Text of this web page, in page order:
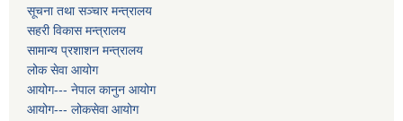
सूचना तथा सञ्चार मन्त्रालय
सहरी विकास मन्त्रालय
सामान्य प्रशाशन मन्त्रालय
लोक सेवा आयोग
आयोग--- नेपाल कानुन आयोग
आयोग--- लोकसेवा आयोग